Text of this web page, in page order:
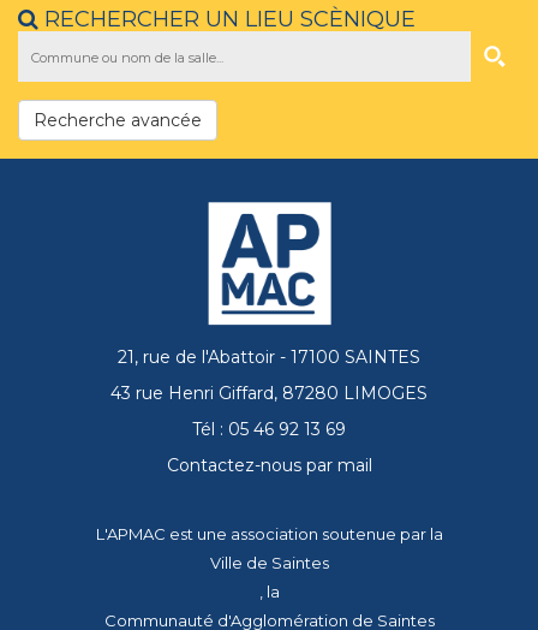
RECHERCHER UN LIEU SCÈNIQUE
Recherche avancée
21, rue de l'Abattoir - 17100 SAINTES
43 rue Henri Giffard, 87280 LIMOGES
Tél : 05 46 92 13 69
Contactez-nous par mail
L'APMAC est une association soutenue par la
Ville de Saintes
, la
Communauté d'Agglomération de Saintes